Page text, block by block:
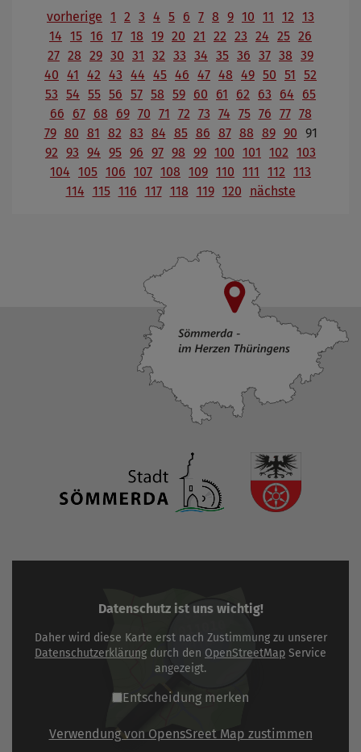
vorherige 1 2 3 4 5 6 7 8 9 10 11 12 13
14 15 16 17 18 19 20 21 22 23 24 25 26
27 28 29 30 31 32 33 34 35 36 37 38 39
40 41 42 43 44 45 46 47 48 49 50 51
52
53 54 55 56 57 58 59 60 61 62 63 64
65
66
67 68 69 70 71 72 73 74 75 76 77 78
79 80 81 82 83 84 85 86 87 88 89 90 91
92 93 94 95 96 97 98 99 100 101 102 103
104 105 106 107 108 109 110 111 112 113
114 115 116 117 118 119 120 nächste
Datenschutz ist uns wichtig!
Daher wird diese Karte erst nach Zustimmung zu unserer
Datenschutzerklärung durch den OpenStreetMap Service
angezeigt.
Entscheidung merken
Verwendung von OpensSreet Map zustimmen